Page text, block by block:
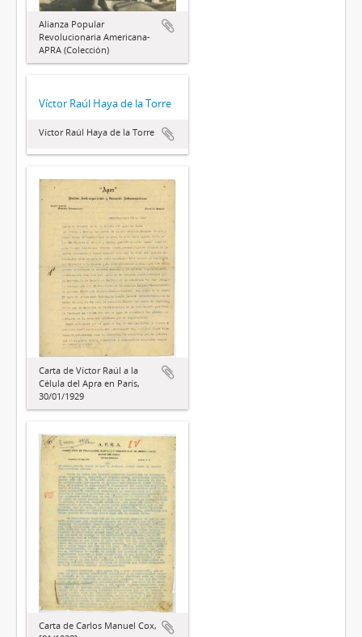
Alianza Popular
Revolucionaria Americana-
APRA (Colección)
Víctor Raúl Haya de la Torre
Víctor Raúl Haya de la Torre
Carta de Víctor Raúl a la
Célula del Apra en París,
30/01/1929
Carta de Carlos Manuel Cox,